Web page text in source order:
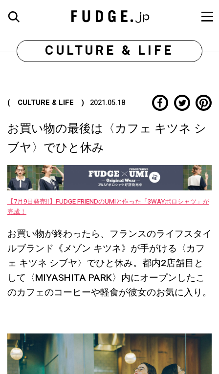
CULTURE & LIFE
( CULTURE & LIFE ) 2021.05.18
お買い物の最後は〈カフェ キツネ シ
ブヤ〉でひと休み
【7月9日発売‼︎】FUDGE FRIENDのUMIと作った「3WAYポロシャツ」が
完成！
お買い物が終わったら、フランスのライフスタイ
ルブランド《メゾン キツネ》が手がける〈カフ
ェ キツネ シブヤ〉でひと休み。都内2店舗目と
して〈MIYASHITA PARK〉内にオープンしたこ
のカフェのコーヒーや軽食が彼女のお気に入り。